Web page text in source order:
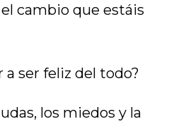
cambio que estáis
a ser feliz del todo?
los miedos y la